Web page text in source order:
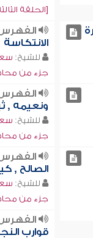
[الحلقة
الانتكاسة
للشيخ:
جزء من
ونعيمه ,
للشيخ:
جزء من
الصالح ,
للشيخ:
جزء من
قوارب